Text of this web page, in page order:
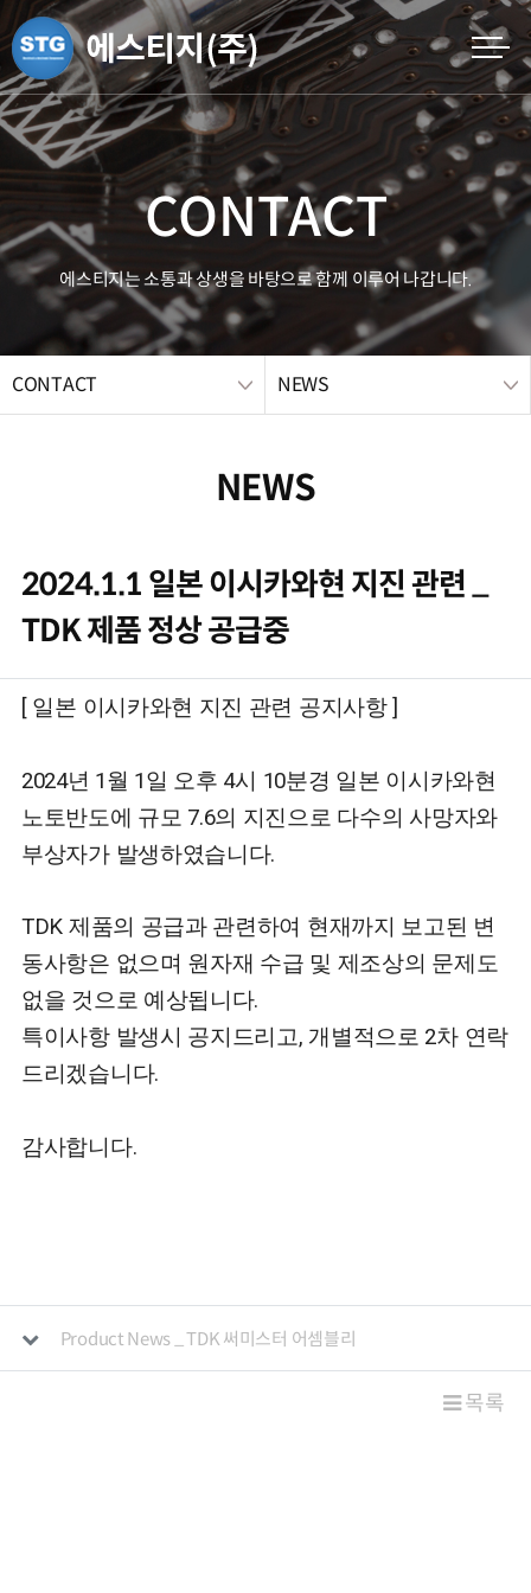
CONTACT
에스티지는 소통과 상생을 바탕으로 함께 이루어 나갑니다.
CONTACT NEWS
NEWS
2024.1.1 일본 이시카와현 지진 관련 _
TDK 제품 정상 공급중
컨텐츠 정보
본문
[ 일본 이시카와현 지진 관련 공지사항 ]
2024년 1월 1일 오후 4시 10분경 일본 이시카와현
노토반도에 규모 7.6의 지진으로 다수의 사망자와
부상자가 발생하였습니다.
TDK 제품의 공급과 관련하여 현재까지 보고된 변
동사항은 없으며 원자재 수급 및 제조상의 문제도
없을 것으로 예상됩니다.
특이사항 발생시 공지드리고, 개별적으로 2차 연락
드리겠습니다.
감사합니다.
관련자료
Product News _ TDK 써미스터 어셈블리
목록